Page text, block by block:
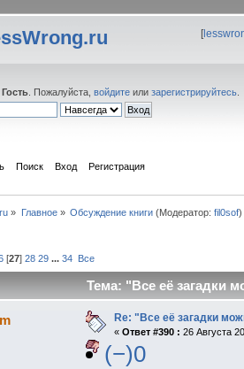
[
Гость . Пожалуйста, войдите или зарегистрируйтесь
Поиск Вход Регистрация
» Главное» Обсуждение книги(Модератор: fil0sof)
[27]28 29 ...34 Все
Тема: "Все её загадки
Re: "Все её загадки
« Ответ #390 : 26 Августа
(−)0